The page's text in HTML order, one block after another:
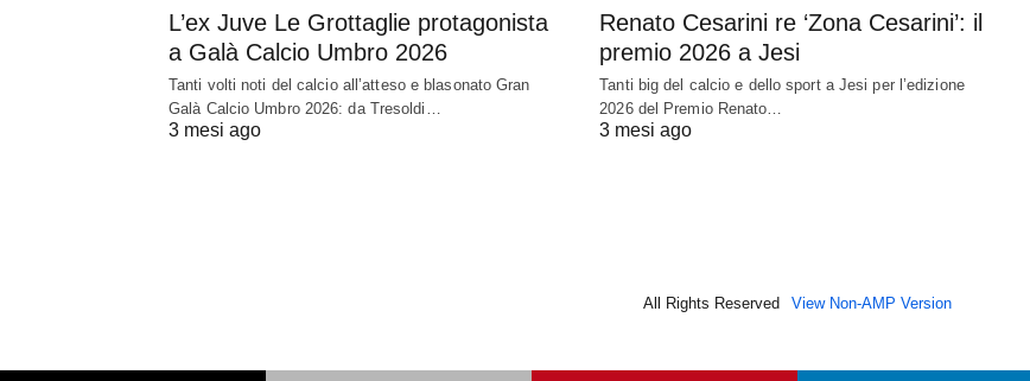
L’ex Juve Le Grottaglie protagonista
a Galà Calcio Umbro 2026
Tanti volti noti del calcio all’atteso e blasonato Gran
Galà Calcio Umbro 2026: da Tresoldi…
3 mesi ago
Renato Cesarini re ‘Zona Cesarini’: il
premio 2026 a Jesi
Tanti big del calcio e dello sport a Jesi per l’edizione
2026 del Premio Renato…
3 mesi ago
All Rights Reserved View Non-AMP Version